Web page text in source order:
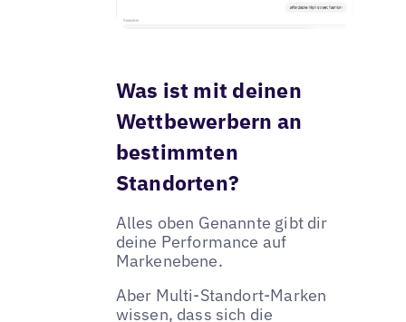
Was ist mit deinen
Wettbewerbern an
bestimmten
Standorten?
Alles oben Genannte gibt dir
deine Performance auf
Markenebene.
Aber Multi-Standort-Marken
wissen, dass sich die